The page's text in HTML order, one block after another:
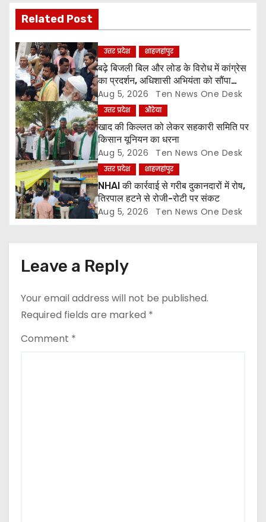
i
g
a
t
i
o
n
Related Post
उत्तर प्रदेश शाहजहांपुर
बढ़े बिजली बिल और लोड के विरोध में कांग्रेस
का प्रदर्शन, अधिशासी अभियंता को सौंपा
ज्ञापन
Aug 5, 2026 Ten News One Desk
उत्तर प्रदेश औरेया
खाद की किल्लत को लेकर सहकारी समिति पर
किसान यूनियन का धरना
Aug 5, 2026 Ten News One Desk
उत्तर प्रदेश शाहजहांपुर
NHAI की कार्रवाई से गरीब दुकानदारों में रोष,
तिरपाल हटने से रोजी-रोटी पर संकट
Aug 5, 2026 Ten News One Desk
Leave a Reply
Your email address will not be published.
Required fields are marked *
Comment *